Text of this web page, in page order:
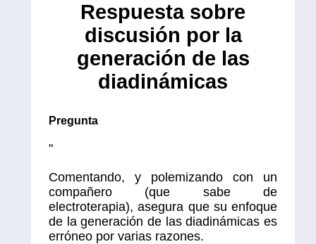
Respuesta sobre
discusión por la
generación de las
diadinámicas
Pregunta
"
Comentando, y polemizando con un
compañero (que sabe de
electroterapia), asegura que su enfoque
de la generación de las diadinámicas es
erróneo por varias razones.